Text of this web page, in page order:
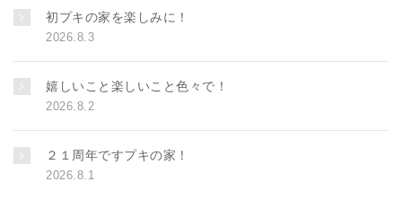
初プキの家を楽しみに！
2026.8.3
嬉しいこと楽しいこと色々で！
2026.8.2
２１周年ですプキの家！
2026.8.1